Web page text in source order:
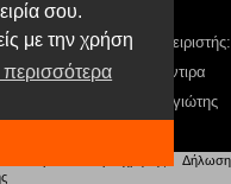
σου.
με την χρήση
Ιδιοκτήτης και Διαχειριστής:
Βασιλική, Διευθύντιρα
domain name Παναγιώτης
Δήλωση